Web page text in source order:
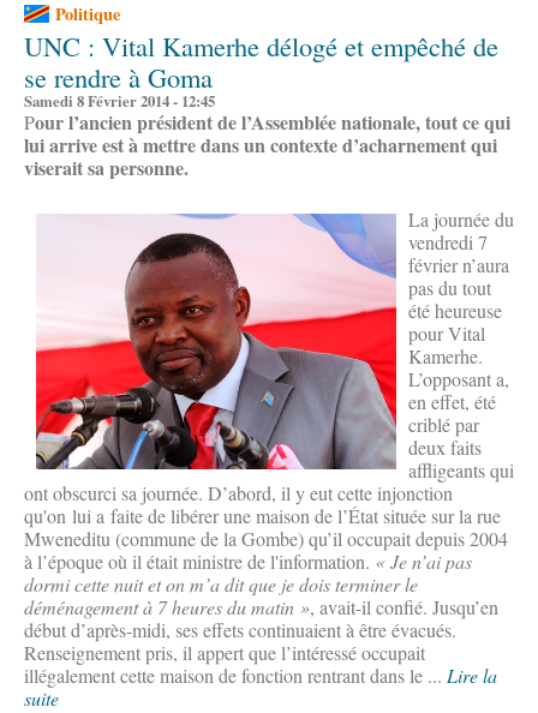
Politique
UNC : Vital Kamerhe délogé et empêché de
se rendre à Goma
Samedi 8 Février 2014 - 12:45
Pour l’ancien président de l’Assemblée nationale, tout ce qui
lui arrive est à mettre dans un contexte d’acharnement qui
viserait sa personne.
La journée du
vendredi 7
février n’aura
pas du tout
été heureuse
pour Vital
Kamerhe.
L’opposant a,
en effet, été
criblé par
deux faits
affligeants qui
ont obscurci sa journée. D’abord, il y eut cette injonction
qu'on lui a faite de libérer une maison de l’État située sur la rue
Mweneditu (commune de la Gombe) qu’il occupait depuis 2004
à l’époque où il était ministre de l'information. « Je n’ai pas
dormi cette nuit et on m’a dit que je dois terminer le
déménagement à 7 heures du matin », avait-il confié. Jusqu’en
début d’après-midi, ses effets continuaient à être évacués.
Renseignement pris, il appert que l’intéressé occupait
illégalement cette maison de fonction rentrant dans le ... Lire la
suite